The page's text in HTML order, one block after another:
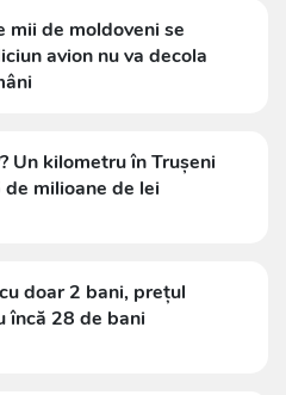
de moldoveni se
avion nu va decola
Un kilometru în Trușeni
milioane de lei
doar 2 bani, prețul
încă 28 de bani